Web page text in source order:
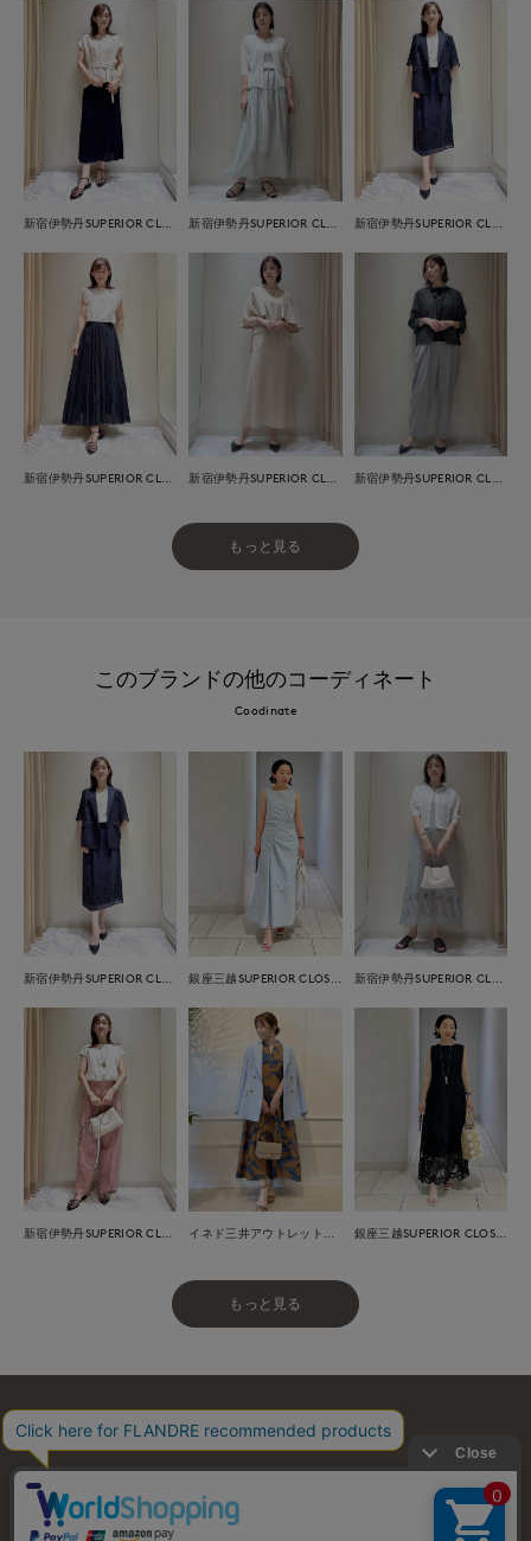
もっと見る
このブランドの他のコーディネート
Coodinate
もっと見る
お問い合わせ 利用規約 プライバシーポリシー
特定商取引・古物営業法に基づく表示